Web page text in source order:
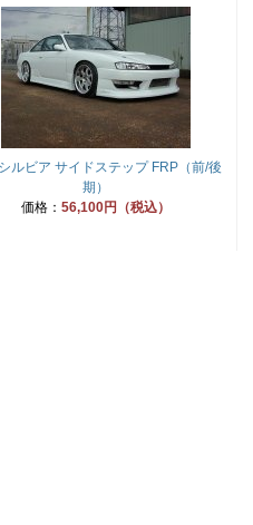
ルビア サイドステップ FRP（前/後
期）
価格： 56,100円（税込）